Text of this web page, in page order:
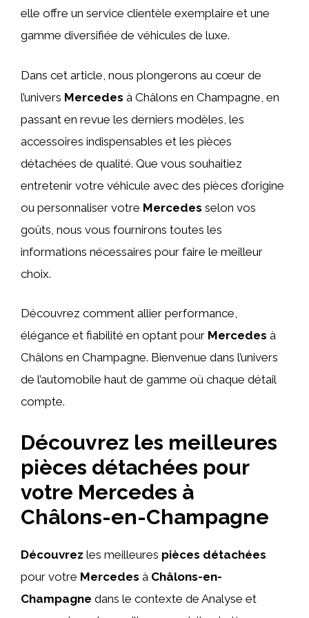
elle offre un service clientèle exemplaire et une
gamme diversifiée de véhicules de luxe.
Dans cet article, nous plongerons au cœur de
l’univers Mercedes à Châlons en Champagne, en
passant en revue les derniers modèles, les
accessoires indispensables et les pièces
détachées de qualité. Que vous souhaitiez
entretenir votre véhicule avec des pièces d’origine
ou personnaliser votre Mercedes selon vos
goûts, nous vous fournirons toutes les
informations nécessaires pour faire le meilleur
choix.
Découvrez comment allier performance,
élégance et fiabilité en optant pour Mercedes à
Châlons en Champagne. Bienvenue dans l’univers
de l’automobile haut de gamme où chaque détail
compte.
Découvrez les meilleures
pièces détachées pour
votre Mercedes à
Châlons-en-Champagne
Découvrez les meilleures pièces détachées
pour votre Mercedes à Châlons-en-
Champagne dans le contexte de Analyse et